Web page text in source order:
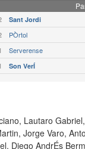
Sant Jordi
PÒrtol
Serverense
Son VerÍ
Lautaro
Jorge Varo,
Diego AndrÉs